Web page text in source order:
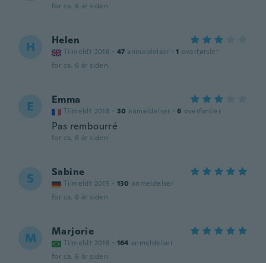
for ca. 6 år siden
H Helen
Tilmeldt 2018 · 47 anmeldelser · 1 overførsler
for ca. 6 år siden
E Emma
Tilmeldt 2018 · 30 anmeldelser · 6 overførsler
Pas rembourré
for ca. 6 år siden
S Sabine
Tilmeldt 2015 · 130 anmeldelser
for ca. 6 år siden
M Marjorie
Tilmeldt 2018 · 164 anmeldelser
for ca. 6 år siden